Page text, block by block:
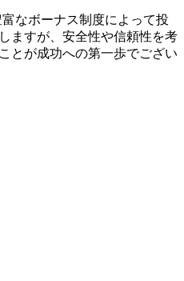
なボーナス制度によって投
ますが、安全性や信頼性を考
とが成功への第一歩でござい